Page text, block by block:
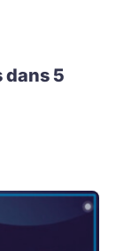
dans 5